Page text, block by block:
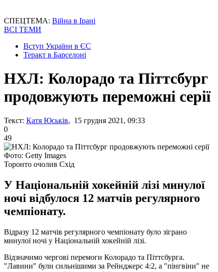
СПЕЦТЕМА: Війна в Ірані
ВСІ ТЕМИ
Вступ України в ЄС
Теракт в Барселоні
НХЛ: Колорадо та Піттсбург
продовжують переможні серії
Текст: Катя Юськів, 15 грудня 2021, 09:33
0
49
Фото: Getty Images
Торонто очолив Схід
У Національній хокейній лізі минулої
ночі відбулося 12 матчів регулярного
чемпіонату.
Відразу 12 матчів регулярного чемпіонату було зіграно
минулої ночі у Національній хокейній лізі.
Відзначимо чергові перемоги Колорадо та Піттсбурга.
"Лавини" були сильнішими за Рейнджерс 4:2, а "пінгвіни" не